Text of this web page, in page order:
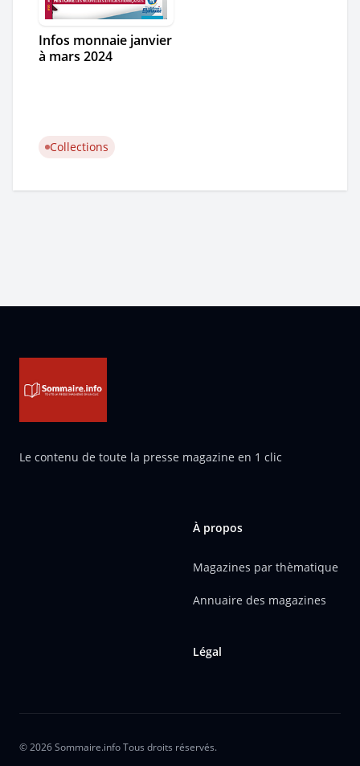
Infos monnaie janvier
à mars 2024
Collections
Le contenu de toute la presse magazine en 1 clic
À propos
Magazines par thèmatique
Annuaire des magazines
Légal
© 2026 Sommaire.info Tous droits réservés.